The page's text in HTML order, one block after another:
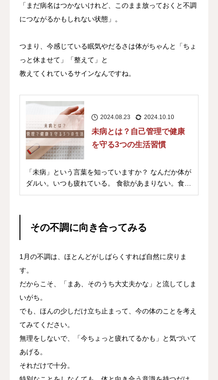
「まだ病名はつかないけれど、このまま放っておくと不調
につながるかもしれない状態」。
つまり、今感じている眠気やだるさは体がちゃんと「ちょ
っと休ませて」「整えて」と
教えてくれているサインなんですね。
2024.08.23 2024.10.10
未病とは？自己管理で健康
を守る3つの生活習慣
「未病」という言葉を知っていますか？ なんだか体が
ダルい。いつも疲れている。 食欲があまりない。食
べ...
その不調に向き合ってみる
1月の不調は、ほとんどがしばらくすれば自然に戻りま
す。
だからこそ、「まあ、そのうち大丈夫かな」と流してしま
いがち。
でも、ほんの少しだけ立ち止まって、今の体のことを考え
てみてください。
無理をしないで、「今ちょっと疲れてるかも」と気づいて
あげる。
それだけで十分。